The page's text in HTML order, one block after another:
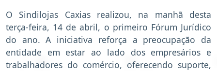
O Sindilojas Caxias realizou, na manhã desta
terça-feira, 14 de abril, o primeiro Fórum Jurídico
do ano. A iniciativa reforça a preocupação da
entidade em estar ao lado dos empresários e
trabalhadores do comércio, oferecendo suporte,